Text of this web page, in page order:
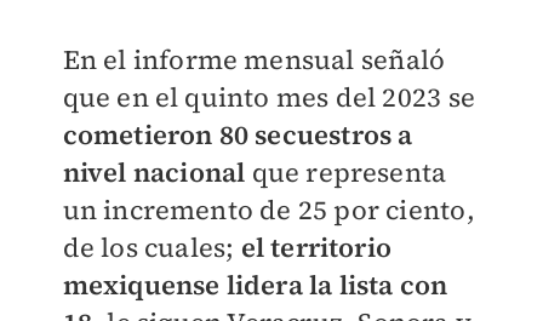
En el informe mensual señaló
que en el quinto mes del 2023 se
cometieron 80 secuestros a
nivel nacional que representa
un incremento de 25 por ciento,
de los cuales; el territorio
mexiquense lidera la lista con